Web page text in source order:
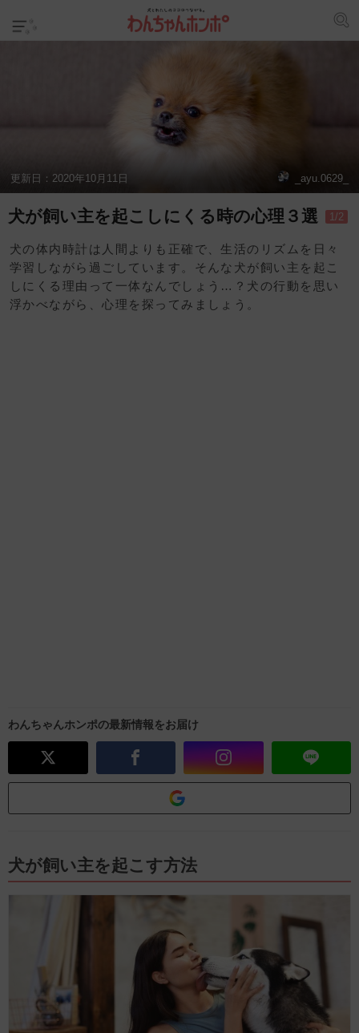
更新日： 2020年10月11日 _ayu.0629_
犬が飼い主を起こしにくる時の心理３選 1/2
犬の体内時計は人間よりも正確で、生活のリズムを日々
学習しながら過ごしています。そんな犬が飼い主を起こ
しにくる理由って一体なんでしょう…？犬の行動を思い
浮かべながら、心理を探ってみましょう。
わんちゃんホンポの最新情報をお届け
犬が飼い主を起こす方法